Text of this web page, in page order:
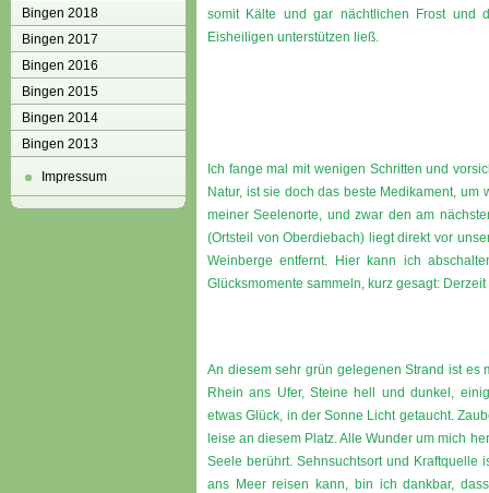
Bingen 2018
Bingen 2017
Bingen 2016
Bingen 2015
Bingen 2014
Bingen 2013
Impressum
somit Kälte und gar nächtlichen Frost
Eisheiligen unterstützen ließ.
Ich fange mal mit wenigen Schritten und
Natur, ist sie doch das beste Medikament,
meiner Seelenorte, und zwar den am
(Ortsteil von Oberdiebach) liegt direkt vor
Weinberge entfernt. Hier kann ich
Glücksmomente sammeln, kurz gesagt:
An diesem sehr grün gelegenen Strand ist es
Rhein ans Ufer, Steine hell und dunkel,
etwas Glück, in der Sonne Licht getaucht.
leise an diesem Platz. Alle Wunder um mich
Seele berührt. Sehnsuchtsort und Kraftquelle
ans Meer reisen kann, bin ich dankbar,